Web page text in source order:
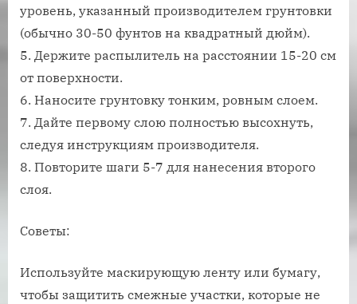
уровень, указанный производителем грунтовки
(обычно 30-50 фунтов на квадратный дюйм).
5. Держите распылитель на расстоянии 15-20 см
от поверхности.
6. Наносите грунтовку тонким, ровным слоем.
7. Дайте первому слою полностью высохнуть,
следуя инструкциям производителя.
8. Повторите шаги 5-7 для нанесения второго
слоя.
Советы:
Используйте маскирующую ленту или бумагу,
чтобы защитить смежные участки, которые не